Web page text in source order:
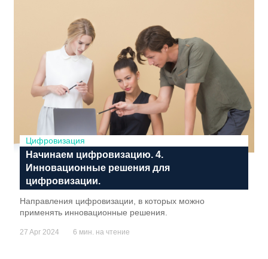
Цифровизация
Начинаем цифровизацию. 4.
Инновационные решения для
цифровизации.
Направления цифровизации, в которых можно
применять инновационные решения.
27 Apr 2024 6 мин. на чтение